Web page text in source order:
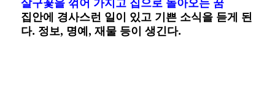
집안에 경사스런 일이 있고 기쁜 소식을 듣게 된
다. 정보, 명예, 재물 등이 생긴다.